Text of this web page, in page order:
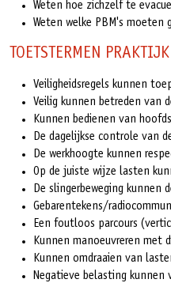
Weten hoe zichzelf te
Weten welke PBM's moeten
TOETSTERMEN PRAKTIJK
Veiligheidsregels kunnen
Veilig kunnen betreden van
Kunnen bedienen van
De dagelijkse controle van
De werkhoogte kunnen
Op de juiste wijze lasten
De slingerbeweging kunnen
Gebarentekens/
Een foutloos parcours
Kunnen manoeuvreren met
Kunnen omdraaien van
Negatieve belasting kunnen